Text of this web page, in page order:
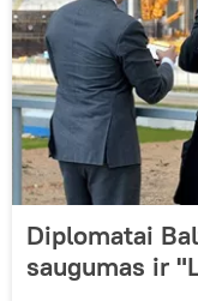
Diplomatai
saugumas ir